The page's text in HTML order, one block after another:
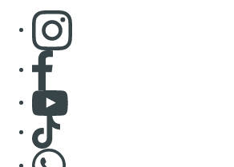
Connaître BX1
Publicité
Offres d'emploi
Mentions légales
Politique de cookies (UE)
Gérer les cookies